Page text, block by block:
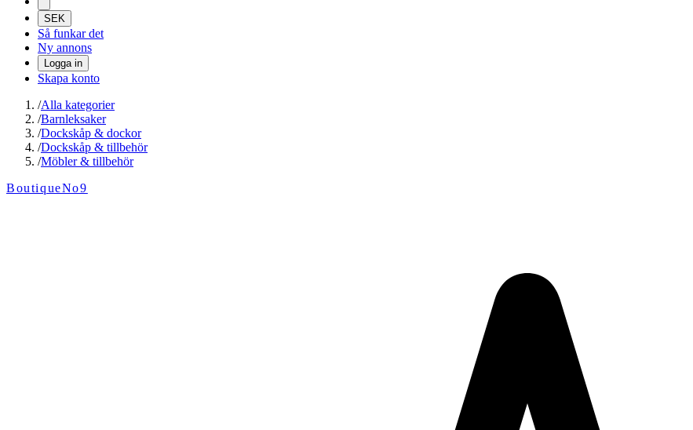
SEK
Så funkar det
Ny annons
Logga in
Skapa konto
/Alla kategorier
/Barnleksaker
/Dockskåp & dockor
/Dockskåp & tillbehör
/Möbler & tillbehör
BoutiqueNo9